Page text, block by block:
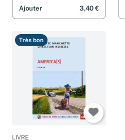
Ajouter 3,40 €
Très bon
LIVRE